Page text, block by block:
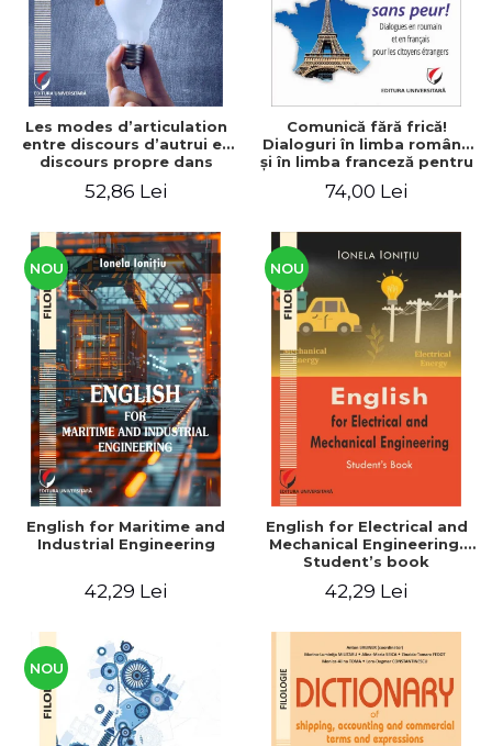
Les modes d’articulation
entre discours d’autrui et
discours propre dans
master
52,86 Lei
Comunică fără frică!
Dialoguri în limba română
şi în limba franceză pentru
străini/Communique sans
roumain et en français
pour les citoyens
étrangers
74,00 Lei
NOU
English for Maritime and
Industrial Engineering
42,29 Lei
NOU
English for Electrical and
Mechanical Engineering.
Student’s book
42,29 Lei
NOU